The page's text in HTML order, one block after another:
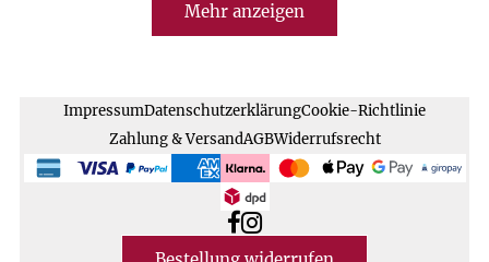
Mehr anzeigen
ImpressumDatenschutzerklärungCookie-Richtlinie
Zahlung & VersandAGBWiderrufsrecht